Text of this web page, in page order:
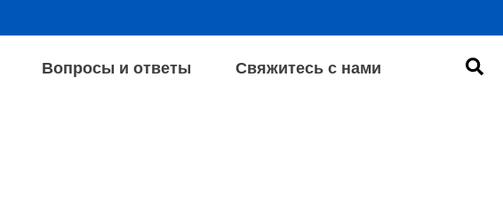
Вопросы и ответы Свяжитесь с нами